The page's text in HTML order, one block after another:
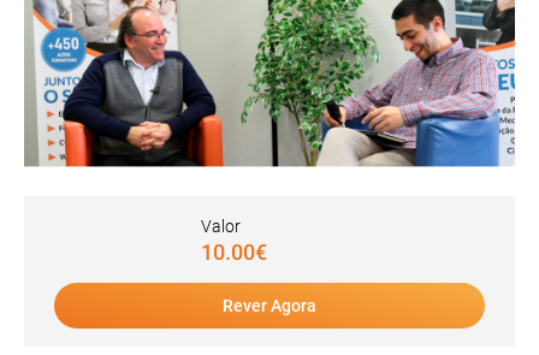
Valor
10.00€
Rever Agora